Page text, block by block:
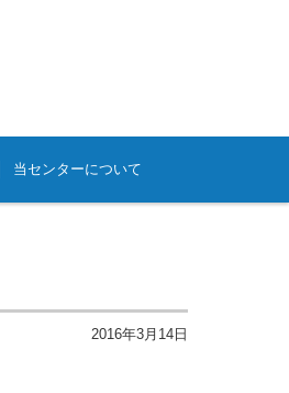
当センターについて
2016年3月14日